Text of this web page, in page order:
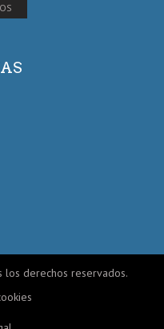
derechos reservados.